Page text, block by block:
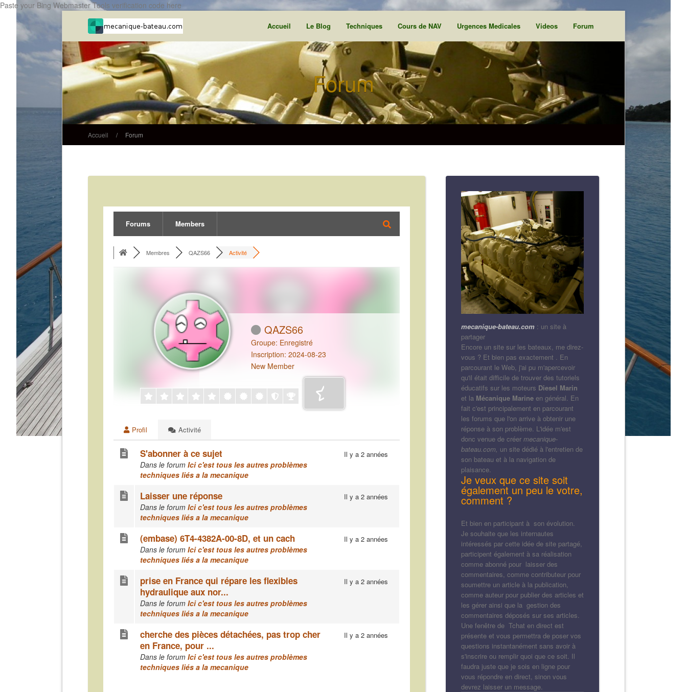
Paste your Bing Webmaster Tools verification code here
Accueil Le Blog Techniques Cours de NAV Urgences Medicales Videos Forum
Forum
Accueil / Forum
Forums Members
Membres QAZS66 Activité
QAZS66
Groupe: Enregistré
Inscription: 2024-08-23
New Member
Profil Activité
S'abonner à ce sujet
Dans le forum Ici c'est tous les autres problèmes
techniques liés a la mecanique
Il y a 2 années
Laisser une réponse
Dans le forum Ici c'est tous les autres problèmes
techniques liés a la mecanique
Il y a 2 années
(embase) 6T4-4382A-00-8D, et un cach
Dans le forum Ici c'est tous les autres problèmes
techniques liés a la mecanique
Il y a 2 années
prise en France qui répare les flexibles
hydraulique aux nor...
Dans le forum Ici c'est tous les autres problèmes
techniques liés a la mecanique
Il y a 2 années
cherche des pièces détachées, pas trop cher
en France, pour ...
Dans le forum Ici c'est tous les autres problèmes
techniques liés a la mecanique
Il y a 2 années
mecanique-bateau.com : un site à
partager
Encore un site sur les bateaux, me direz-
vous ? Et bien pas exactement . En
parcourant le Web, j'ai pu m'apercevoir
qu'il était difficile de trouver des tutoriels
éducatifs sur les moteurs Diesel Marin
et la Mécanique Marine en général. En
fait c'est principalement en parcourant
les forums que l'on arrive à obtenir une
réponse à son problème. L'idée m'est
donc venue de créer mecanique-
bateau.com, un site dédié à l'entretien de
son bateau et à la navigation de
plaisance.
Je veux que ce site soit
également un peu le votre,
comment ?
Et bien en participant à son évolution.
Je souhaite que les internautes
intéressés par cette idée de site partagé,
participent également à sa réalisation
comme abonné pour laisser des
commentaires, comme contributeur pour
soumettre un article à la publication,
comme auteur pour publier des articles et
les gérer ainsi que la gestion des
commentaires déposés sur ses articles.
Une fenêtre de Tchat en direct est
présente et vous permettra de poser vos
questions instantanément sans avoir à
s'inscrire ou remplir quoi que ce soit. Il
faudra juste que je sois en ligne pour
vous répondre en direct, sinon vous
devrez laisser un message.